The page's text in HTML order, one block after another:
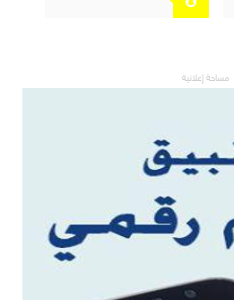
مساحة إعلانية